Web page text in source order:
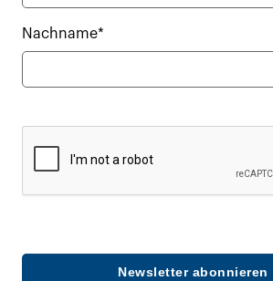
Nachname*
Newsletter abonnieren